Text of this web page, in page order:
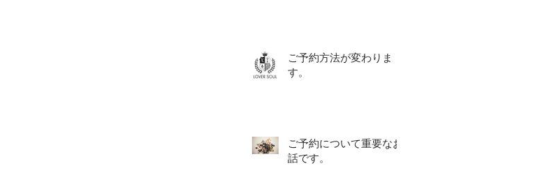
ご予約方法が変わりま
す。
ご予約について重要なお
話です。